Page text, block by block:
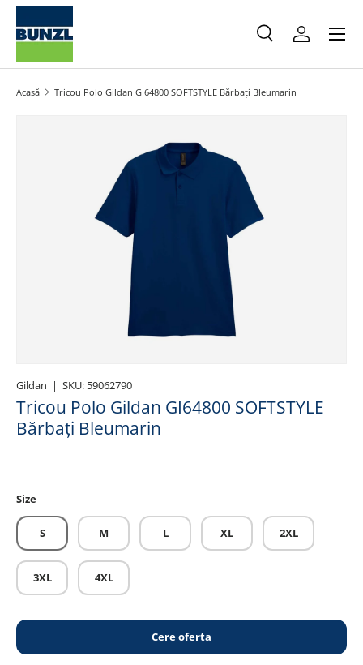
Salt la conținut
Caută
Caută
Meniu
Acasă Tricou Polo Gildan GI64800 SOFTSTYLE Bărbați Bleumarin
Salt la informațiile produsului
Gildan | SKU: 59062790
Tricou Polo Gildan GI64800 SOFTSTYLE
Bărbați Bleumarin
Size
S M L XL 2XL
3XL 4XL
Cere oferta